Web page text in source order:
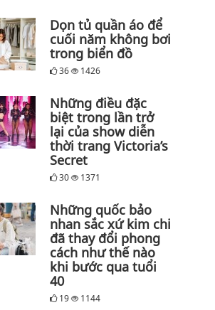
Dọn tủ quần áo để
cuối năm không bơi
trong biển đồ
36 1426
Những điều đặc
biệt trong lần trở
lại của show diễn
thời trang Victoria’s
Secret
30 1371
Những quốc bảo
nhan sắc xứ kim chi
đã thay đổi phong
cách như thế nào
khi bước qua tuổi
40
19 1144